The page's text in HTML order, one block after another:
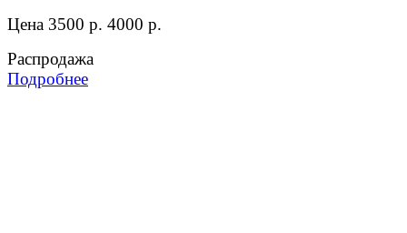
Цена 3500 р. 4000 р.
Распродажа
Подробнее